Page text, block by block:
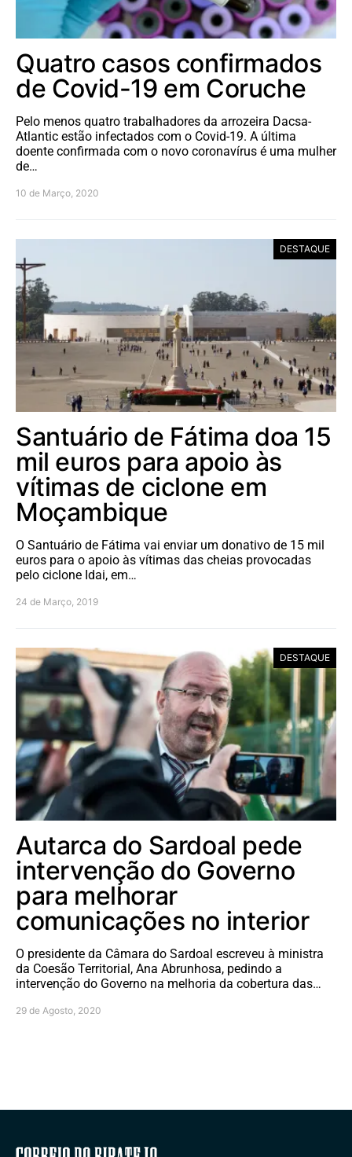
Quatro casos confirmados
de Covid-19 em Coruche
Pelo menos quatro trabalhadores da arrozeira Dacsa-
Atlantic estão infectados com o Covid-19. A última
doente confirmada com o novo coronavírus é uma mulher
de…
10 de Março, 2020
DESTAQUE
Santuário de Fátima doa 15
mil euros para apoio às
vítimas de ciclone em
Moçambique
O Santuário de Fátima vai enviar um donativo de 15 mil
euros para o apoio às vítimas das cheias provocadas
pelo ciclone Idai, em…
24 de Março, 2019
DESTAQUE
Autarca do Sardoal pede
intervenção do Governo
para melhorar
comunicações no interior
O presidente da Câmara do Sardoal escreveu à ministra
da Coesão Territorial, Ana Abrunhosa, pedindo a
intervenção do Governo na melhoria da cobertura das…
29 de Agosto, 2020